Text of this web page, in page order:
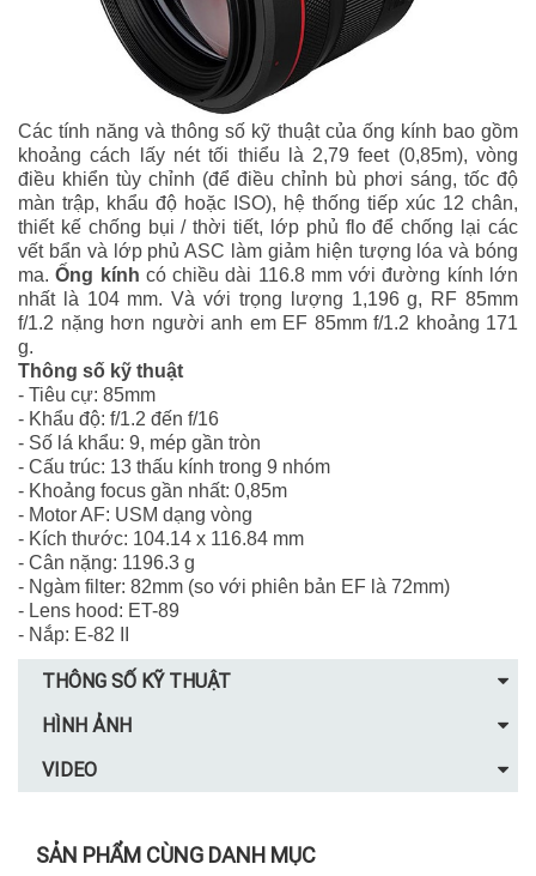
Các tính năng và thông số kỹ thuật của ống kính bao gồm
khoảng cách lấy nét tối thiểu là 2,79 feet (0,85m), vòng
điều khiển tùy chỉnh (để điều chỉnh bù phơi sáng, tốc độ
màn trập, khẩu độ hoặc ISO), hệ thống tiếp xúc 12 chân,
thiết kế chống bụi / thời tiết, lớp phủ flo để chống lại các
vết bẩn và lớp phủ ASC làm giảm hiện tượng lóa và bóng
ma.Ống kính có chiều dài 116.8 mm với đường kính lớn
nhất là 104 mm. Và với trọng lượng 1,196 g, RF 85mm
f/1.2 nặng hơn người anh em EF 85mm f/1.2 khoảng 171
g.
Thông số kỹ thuật
- Khẩu độ: f/1.2 đến f/16
- Cấu trúc: 13 thấu kính trong 9 nhóm
- Khoảng focus gần nhất: 0,85m
- Kích thước: 104.14 x 116.84 mm
- Cân nặng: 1196.3 g